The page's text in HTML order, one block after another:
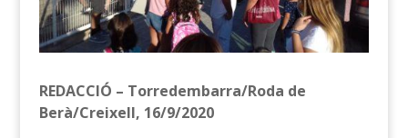
REDACCIÓ – Torredembarra/Roda de
Berà/Creixell, 16/9/2020